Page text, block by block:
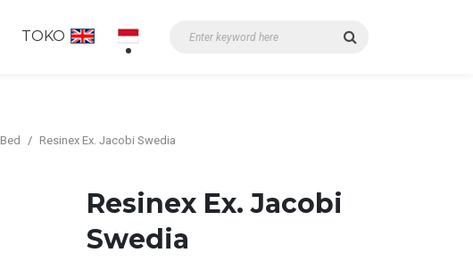
TOKO
Resinex Ex. Jacobi Swedia
Resinex Ex. Jacobi
Swedia